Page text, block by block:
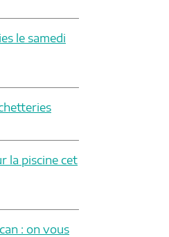
le samedi
la piscine cet
: on vous